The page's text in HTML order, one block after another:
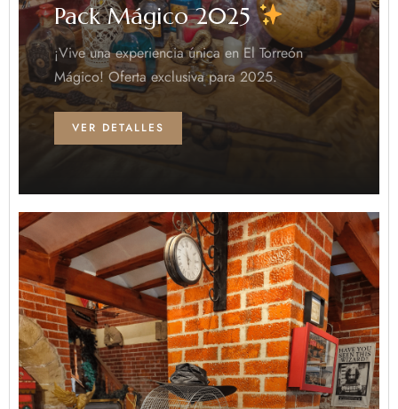
Pack Mágico 2025
¡Vive una experiencia única en El Torreón
Mágico! Oferta exclusiva para 2025.
VER DETALLES